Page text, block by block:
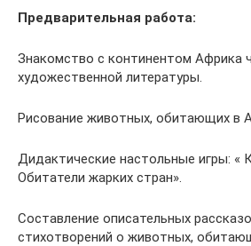
Предварительная работа:
Знакомство с континентом Африка
художественной литературы.
Рисование животных, обитающих в
Дидактические настольные игры: «
Обитатели жарких стран».
Составление описательных
стихотворений о животных,